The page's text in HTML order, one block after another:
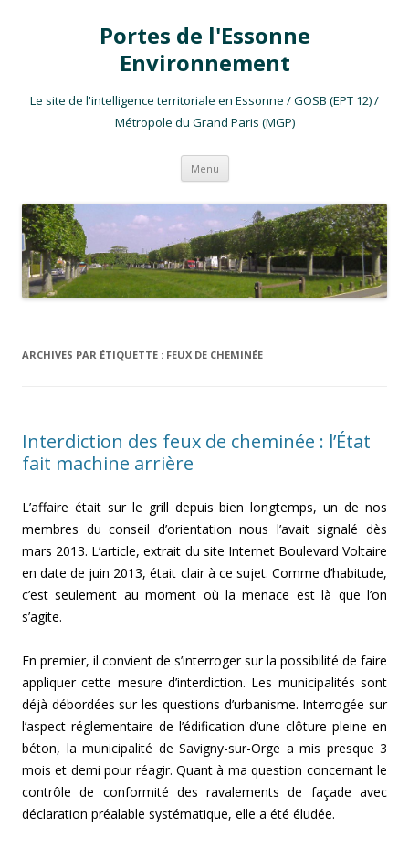
Portes de l'Essonne
Environnement
Le site de l'intelligence territoriale en Essonne / GOSB (EPT 12) /
Métropole du Grand Paris (MGP)
Menu Aller au contenu
ARCHIVES PAR ÉTIQUETTE : FEUX DE CHEMINÉE
Interdiction des feux de cheminée : l’État
fait machine arrière
L’affaire était sur le grill depuis bien longtemps, un de nos
membres du conseil d’orientation nous l’avait signalé dès
mars 2013. L’article, extrait du site Internet Boulevard Voltaire
en date de juin 2013, était clair à ce sujet. Comme d’habitude,
c’est seulement au moment où la menace est là que l’on
s’agite.
En premier, il convient de s’interroger sur la possibilité de faire
appliquer cette mesure d’interdiction. Les municipalités sont
déjà débordées sur les questions d’urbanisme. Interrogée sur
l’aspect réglementaire de l’édification d’une clôture pleine en
béton, la municipalité de Savigny-sur-Orge a mis presque 3
mois et demi pour réagir. Quant à ma question concernant le
contrôle de conformité des ravalements de façade avec
déclaration préalable systématique, elle a été éludée.